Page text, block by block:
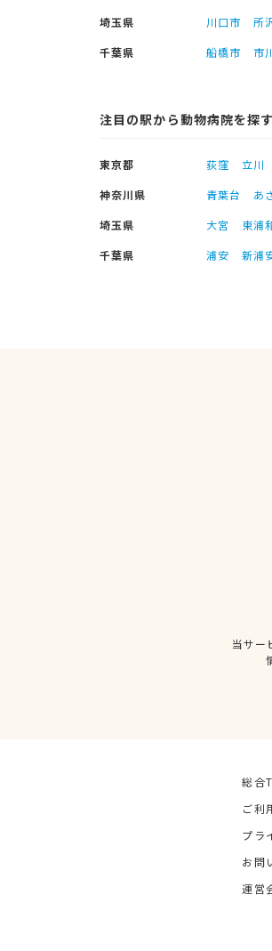
埼玉県
川口市 所
千葉県
船橋市 市
注目の駅から動物病院を探す
東京都 荻窪 立川
神奈川県
青葉台 あ
埼玉県
大宮 東浦
千葉県
浦安 新浦
当サー
総合
ご利
プラ
お問
運営